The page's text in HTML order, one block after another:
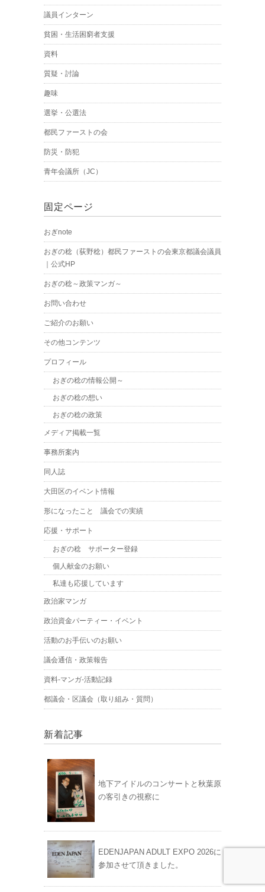
議員インターン
貧困・生活困窮者支援
資料
質疑・討論
趣味
選挙・公選法
都民ファーストの会
防災・防犯
青年会議所（JC）
固定ページ
おぎnote
おぎの稔（荻野稔）都民ファーストの会東京都議会議員
｜公式HP
おぎの稔～政策マンガ～
お問い合わせ
ご紹介のお願い
その他コンテンツ
プロフィール
おぎの稔の情報公開～
おぎの稔の想い
おぎの稔の政策
メディア掲載一覧
事務所案内
同人誌
大田区のイベント情報
形になったこと 議会での実績
応援・サポート
おぎの稔 サポーター登録
個人献金のお願い
私達も応援しています
政治家マンガ
政治資金パーティー・イベント
活動のお手伝いのお願い
議会通信・政策報告
資料-マンガ-活動記録
都議会・区議会（取り組み・質問）
新着記事
地下アイドルのコンサートと秋葉原
の客引きの視察に
EDENJAPAN ADULT EXPO 2026に
参加させて頂きました。